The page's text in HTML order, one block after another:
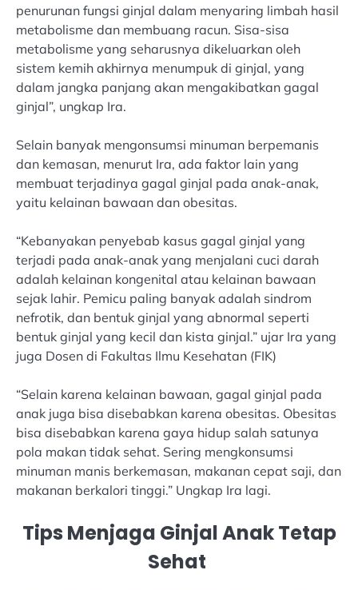
penurunan fungsi ginjal dalam menyaring limbah hasil
metabolisme dan membuang racun. Sisa-sisa
metabolisme yang seharusnya dikeluarkan oleh
sistem kemih akhirnya menumpuk di ginjal, yang
dalam jangka panjang akan mengakibatkan gagal
ginjal”, ungkap Ira.
Selain banyak mengonsumsi minuman berpemanis
dan kemasan, menurut Ira, ada faktor lain yang
membuat terjadinya gagal ginjal pada anak-anak,
yaitu kelainan bawaan dan obesitas.
“Kebanyakan penyebab kasus gagal ginjal yang
terjadi pada anak-anak yang menjalani cuci darah
adalah kelainan kongenital atau kelainan bawaan
sejak lahir. Pemicu paling banyak adalah sindrom
nefrotik, dan bentuk ginjal yang abnormal seperti
bentuk ginjal yang kecil dan kista ginjal.” ujar Ira yang
juga Dosen di Fakultas Ilmu Kesehatan (FIK)
“Selain karena kelainan bawaan, gagal ginjal pada
anak juga bisa disebabkan karena obesitas. Obesitas
bisa disebabkan karena gaya hidup salah satunya
pola makan tidak sehat. Sering mengkonsumsi
minuman manis berkemasan, makanan cepat saji, dan
makanan berkalori tinggi.” Ungkap Ira lagi.
Tips Menjaga Ginjal Anak Tetap
Sehat